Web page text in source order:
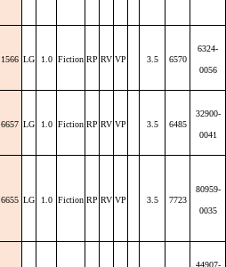
1566 LG 1.0 Fiction RP RV VP 3.5 6570
6324-
0056
6657 LG 1.0 Fiction RP RV VP 3.5 6485
32900-
0041
6655 LG 1.0 Fiction RP RV VP 3.5 7723
80959-
0035
44907-